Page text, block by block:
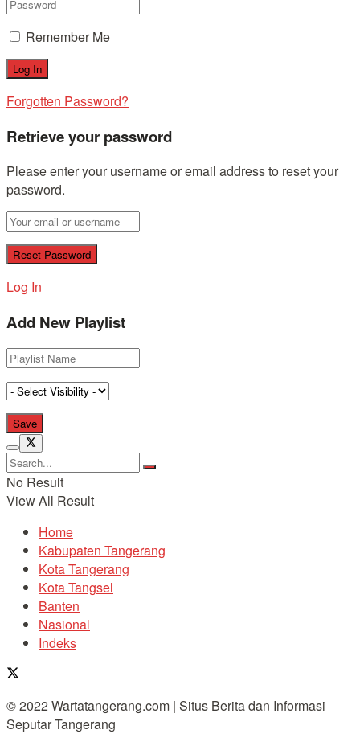
Remember Me
Forgotten Password?
Retrieve your password
Please enter your username or email address to reset your
password.
Log In
Add New Playlist
No Result
View All Result
Home
Kabupaten Tangerang
Kota Tangerang
Kota Tangsel
Banten
Nasional
Indeks
© 2022 Wartatangerang.com | Situs Berita dan Informasi
Seputar Tangerang